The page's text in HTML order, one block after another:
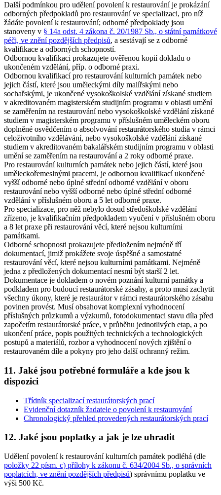
Další podmínkou pro udělení povolení k restaurování je prokázání
odborných předpokladů pro restaurování ve specializaci, pro níž
žádáte povolení k restaurování; odborné předpoklady jsou
stanoveny v § 14a odst. 4 zákona č. 20/1987 Sb., o státní památkové
péči, ve znění pozdějších předpisů, a sestávají se z odborné
kvalifikace a odborných schopností.
Odbornou kvalifikaci prokazujete ověřenou kopií dokladu o
ukončeném vzdělání, příp. o odborné praxi.
Odbornou kvalifikací pro restaurování kulturních památek nebo
jejich částí, které jsou uměleckými díly malířskými nebo
sochařskými, je ukončené vysokoškolské vzdělání získané studiem
v akreditovaném magisterském studijním programu v oblasti umění
se zaměřením na restaurování nebo vysokoškolské vzdělání získané
studiem v magisterském programu v příslušném uměleckém oboru
doplněné osvědčením o absolvování restaurátorského studia v rámci
celoživotního vzdělávání, nebo vysokoškolské vzdělání získané
studiem v akreditovaném bakalářském studijním programu v oblasti
umění se zaměřením na restaurování a 2 roky odborné praxe.
Pro restaurování kulturních památek nebo jejich částí, které jsou
uměleckořemeslnými pracemi, je odbornou kvalifikací ukončené
vyšší odborné nebo úplné střední odborné vzdělání v oboru
restaurování nebo vyšší odborné nebo úplné střední odborné
vzdělání v příslušném oboru a 5 let odborné praxe.
Pro specializace, pro něž nebylo dosud středoškolské vzdělání
zřízeno, je kvalifikačním předpokladem vyučení v příslušném oboru
a 8 let praxe při restaurování věcí, které nejsou kulturními
památkami.
Odborné schopnosti prokazujete předložením nejméně tří
dokumentací, jimiž prokážete svoje úspěšné a samostatné
restaurování věcí, které nejsou kulturními památkami. Nejméně
jedna z předložených dokumentací nesmí být starší 2 let.
Dokumentace je dokladem o novém poznání kulturní památky a
podkladem pro budoucí restaurátorské zásahy, a proto musí zachytit
všechny úkony, které je restaurátor v rámci restaurátorského zásahu
povinen provést. Musí obsahovat komplexní vyhodnocení
příslušných průzkumů a výzkumů, fotodokumentaci stavu díla před
započetím restaurátorské práce, v průběhu jednotlivých etap, a po
ukončení práce, popis použitých technických a technologických
postupů a materiálů, rozbor a vyhodnocení nových zjištění o
restaurovaném díle a pokyny pro jeho další ochranný režim.
11. Jaké jsou potřebné formuláře a kde jsou k
dispozici
Třídník specializací restaurátorských prací
Evidenční dotazník žadatele o povolení k restaurování
Chronologický přehled provedených restaurátorských prací
12. Jaké jsou poplatky a jak je lze uhradit
Udělení povolení k restaurování kulturních památek podléhá (dle
položky 22 písm. c) přílohy k zákonu č. 634/2004 Sb., o správních
poplatcích, ve znění pozdějších předpisů) správnímu poplatku ve
výši 500 Kč.